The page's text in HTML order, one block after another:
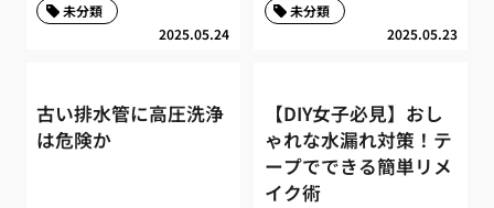
2025.05.24
未分類
2025.05.23
未分類
古い排水管に高圧洗浄
は危険か
【DIY女子必見】おし
ゃれな水漏れ対策！テ
ープでできる簡単リメ
イク術